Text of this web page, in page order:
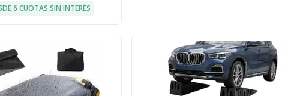
6 CUOTAS SIN INTERÉS